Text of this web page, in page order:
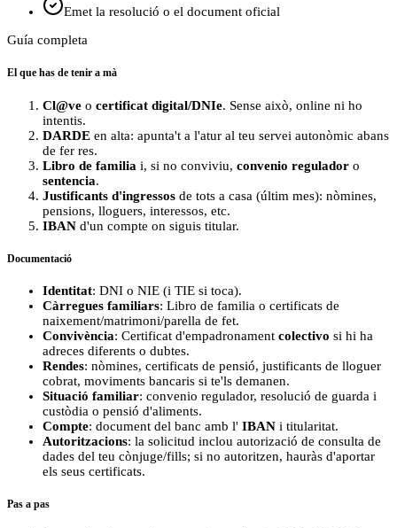
Emet la resolució o el document oficial
Guía completa
El que has de tenir a mà
Cl@ve o certificat digital/DNIe. Sense això, online ni ho
intentis.
DARDE en alta: apunta't a l'atur al teu servei autonòmic abans
de fer res.
Libro de familia i, si no conviviu, convenio regulador o
sentencia.
Justificants d'ingressos de tots a casa (últim mes): nòmines,
pensions, lloguers, interessos, etc.
IBAN d'un compte on siguis titular.
Documentació
Identitat: DNI o NIE (i TIE si toca).
Càrregues familiars: Libro de familia o certificats de
naixement/matrimoni/parella de fet.
Convivència: Certificat d'empadronament colectivo si hi ha
adreces diferents o dubtes.
Rendes: nòmines, certificats de pensió, justificants de lloguer
cobrat, moviments bancaris si te'ls demanen.
Situació familiar: convenio regulador, resolució de guarda i
custòdia o pensió d'aliments.
Compte: document del banc amb l' IBAN i titularitat.
Autoritzacions: la solicitud inclou autorizació de consulta de
dades del teu cònjuge/fills; si no autoritzen, hauràs d'aportar
els seus certificats.
Pas a pas